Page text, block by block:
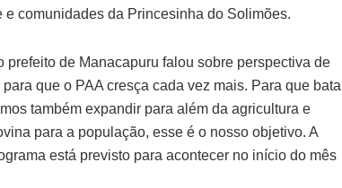
comunidades da Princesinha do Solimões.
de Manacapuru falou sobre perspectiva de
que o PAA cresça cada vez mais. Para que bata
também expandir para além da agricultura e
para a população, esse é o nosso objetivo. A
está previsto para acontecer no início do mês